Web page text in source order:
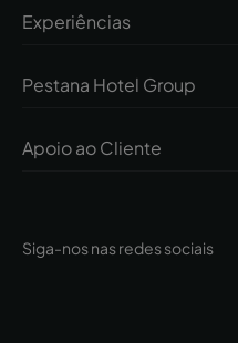
Siga-nos nas redes sociais
Experiências
Pestana Hotel Group
Apoio ao Cliente